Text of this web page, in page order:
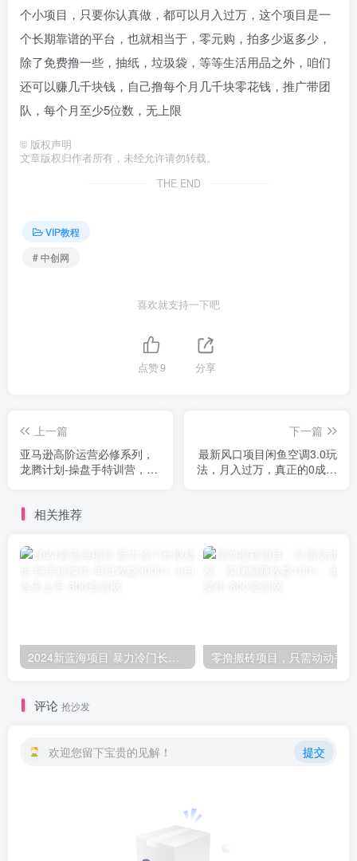
个小项目，只要你认真做，都可以月入过万，这个项目是一
个长期靠谱的平台，也就相当于，零元购，拍多少返多少，
除了免费撸一些，抽纸，垃圾袋，等等生活用品之外，咱们
还可以赚几千块钱，自己撸每个月几千块零花钱，推广带团
队，每个月至少5位数，无上限
© 版权声明
文章版权归作者所有，未经允许请勿转载。
THE END
VIP教程
# 中创网
喜欢就支持一下吧
点赞9 分享
上一篇
亚马逊高阶运营必修系列，
龙腾计划-操盘手特训营，三
下一篇
最新风口项目闲鱼空调3.0玩
法，月入过万，真正的0成本
相关推荐
2024新蓝海项目 暴力冷门长期稳定 纯手机操作 单日收益3000+ 小白当天上手
评论 抢沙发
欢迎您留下宝贵的见解！ 提交